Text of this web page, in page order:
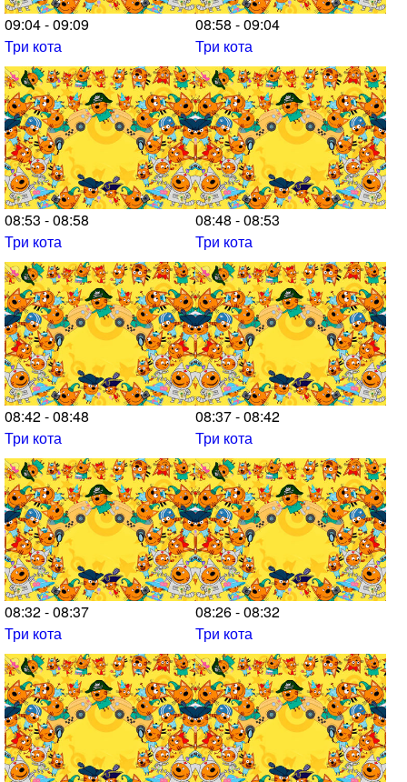
09:04 - 09:09
Три кота
08:58 - 09:04
Три кота
08:53 - 08:58
Три кота
08:48 - 08:53
Три кота
08:42 - 08:48
Три кота
08:37 - 08:42
Три кота
08:32 - 08:37
Три кота
08:26 - 08:32
Три кота